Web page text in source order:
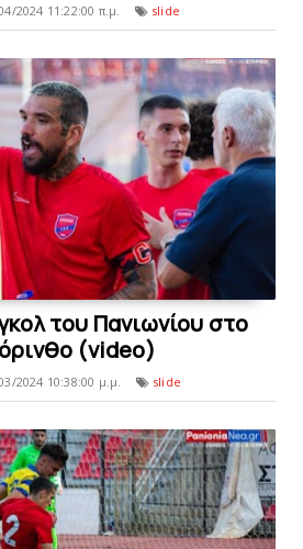
2024 11:22:00 π.μ. slide
του Πανιωνίου στο
(video)
2024 10:38:00 μ.μ. slide